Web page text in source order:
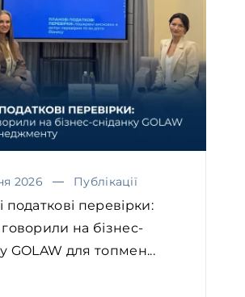
2026 Публікації
податкові перевірки:
на бізнес-
GOLAW для топмен...